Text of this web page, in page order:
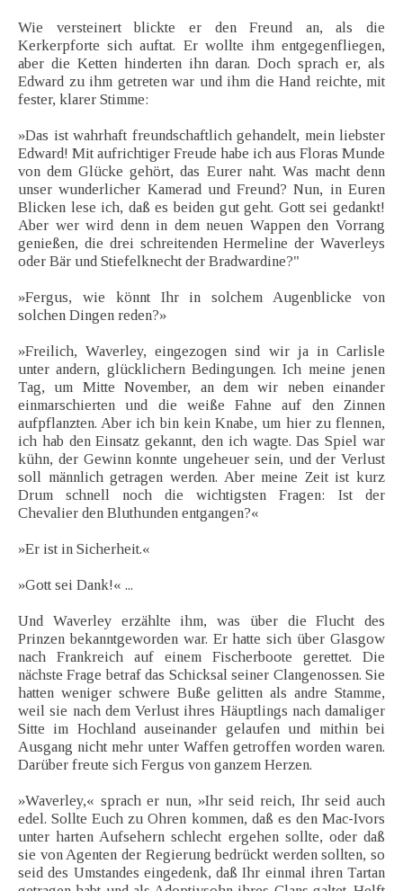
Wie versteinert blickte er den Freund an, als die
Kerkerpforte sich auftat. Er wollte ihm entgegenfliegen,
aber die Ketten hinderten ihn daran. Doch sprach er, als
Edward zu ihm getreten war und ihm die Hand reichte, mit
fester, klarer Stimme:
»Das ist wahrhaft freundschaftlich gehandelt, mein liebster
Edward! Mit aufrichtiger Freude habe ich aus Floras Munde
von dem Glücke gehört, das Eurer naht. Was macht denn
unser wunderlicher Kamerad und Freund? Nun, in Euren
Blicken lese ich, daß es beiden gut geht. Gott sei gedankt!
Aber wer wird denn in dem neuen Wappen den Vorrang
genießen, die drei schreitenden Hermeline der Waverleys
oder Bär und Stiefelknecht der Bradwardine?"
»Fergus, wie könnt Ihr in solchem Augenblicke von
solchen Dingen reden?»
»Freilich, Waverley, eingezogen sind wir ja in Carlisle
unter andern, glücklichern Bedingungen. Ich meine jenen
Tag, um Mitte November, an dem wir neben einander
einmarschierten und die weiße Fahne auf den Zinnen
aufpflanzten. Aber ich bin kein Knabe, um hier zu flennen,
ich hab den Einsatz gekannt, den ich wagte. Das Spiel war
kühn, der Gewinn konnte ungeheuer sein, und der Verlust
soll männlich getragen werden. Aber meine Zeit ist kurz
Drum schnell noch die wichtigsten Fragen: Ist der
Chevalier den Bluthunden entgangen?«
»Er ist in Sicherheit.«
»Gott sei Dank!« ...
Und Waverley erzählte ihm, was über die Flucht des
Prinzen bekanntgeworden war. Er hatte sich über Glasgow
nach Frankreich auf einem Fischerboote gerettet. Die
nächste Frage betraf das Schicksal seiner Clangenossen. Sie
hatten weniger schwere Buße gelitten als andre Stamme,
weil sie nach dem Verlust ihres Häuptlings nach damaliger
Sitte im Hochland auseinander gelaufen und mithin bei
Ausgang nicht mehr unter Waffen getroffen worden waren.
Darüber freute sich Fergus von ganzem Herzen.
»Waverley,« sprach er nun, »Ihr seid reich, Ihr seid auch
edel. Sollte Euch zu Ohren kommen, daß es den Mac-Ivors
unter harten Aufsehern schlecht ergehen sollte, oder daß
sie von Agenten der Regierung bedrückt werden sollten, so
seid des Umstandes eingedenk, daß Ihr einmal ihren Tartan